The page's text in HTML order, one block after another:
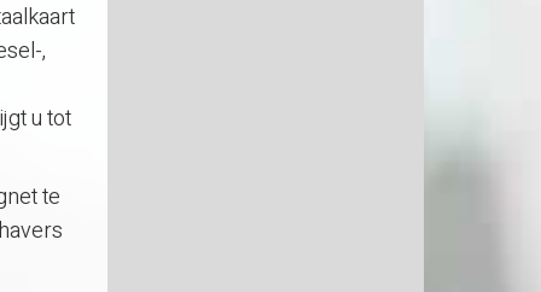
,
u tot
te